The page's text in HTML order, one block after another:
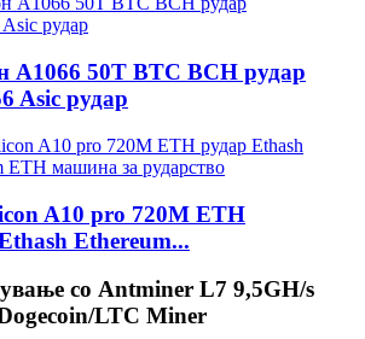
A1066 50T BTC BCH рудар
Asic рудар
A10 pro 720M ETH
Ethereum...
со Antminer L7 9,5GH/s
LTC Miner